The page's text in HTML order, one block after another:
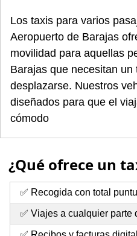
Los taxis para varios
Aeropuerto de Barajas
movilidad para aquellas
Barajas que necesitan
desplazarse. Nuestros
diseñados para que el
cómodo
¿Qué ofrece un
✅ Recogida con total
✅ Viajes a cualquier parte